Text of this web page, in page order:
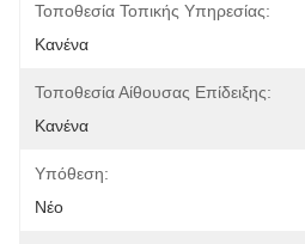
Τοποθεσία Τοπικής Υπηρεσίας:
Κανένα
Τοποθεσία Αίθουσας Επίδειξης:
Κανένα
Υπόθεση:
Νέο